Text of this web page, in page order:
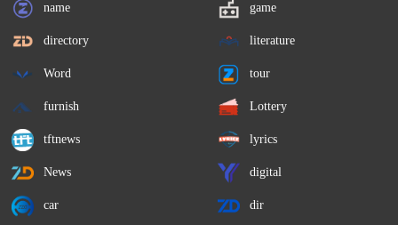
name game
directory literature
Word tour
furnish Lottery
tftnews lyrics
News digital
car dir